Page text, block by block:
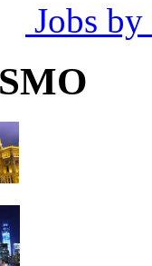
Jobs by